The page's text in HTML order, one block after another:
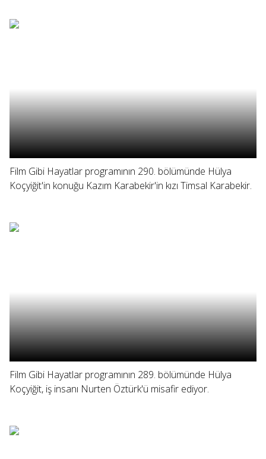
Film Gibi Hayatlar programının 290. bölümünde Hülya
Koçyiğit'in konuğu Kazım Karabekir'in kızı Timsal Karabekir.
Film Gibi Hayatlar programının 289. bölümünde Hülya
Koçyiğit, iş insanı Nurten Öztürk'ü misafir ediyor.